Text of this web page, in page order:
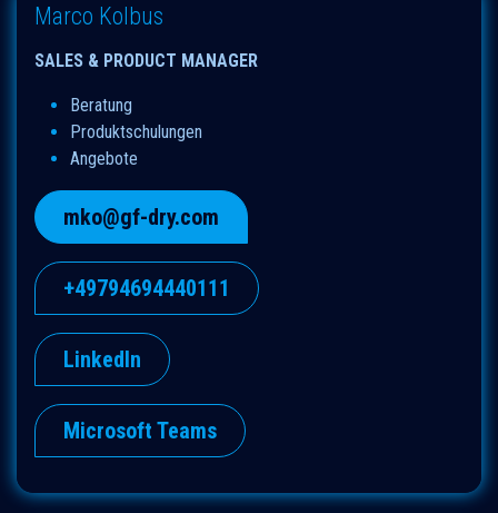
Marco Kolbus
SALES & PRODUCT MANAGER
B​eratung
Produktschulungen
Angebote
mko@gf-dry.com
+49794694440111
LinkedIn
Microsoft Teams